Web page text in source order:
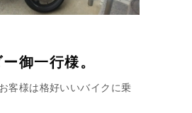
御一行様。
客様は格好いいバイクに乗